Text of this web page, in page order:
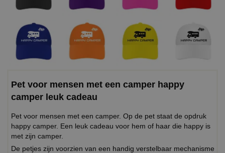
Pet voor mensen met een camper happy
camper leuk cadeau
Pet voor mensen met een camper. Op de pet staat de opdruk
happy camper. Een leuk cadeau voor hem of haar die happy is
met zijn camper.
De petjes zijn voorzien van een handig verstelbaar mechanisme